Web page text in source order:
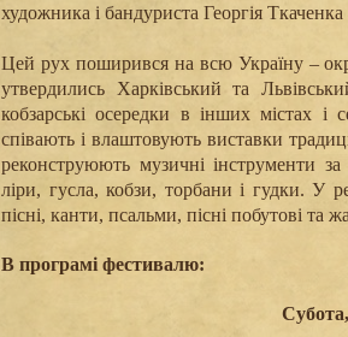
художника і бандуриста Георгія
Цей рух поширився на всю Україну –
утвердились Харківський та
кобзарські осередки в інших містах
співають і влаштовують виставки
реконструюють музичні інструменти
ліри, гусла, кобзи, торбани і гудки. У
пісні, канти, псальми, пісні побутові та
В програмі фестивалю: